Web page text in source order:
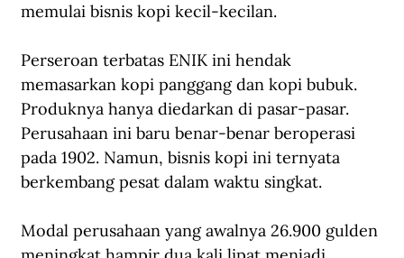
memulai bisnis kopi kecil-kecilan.
Perseroan terbatas ENIK ini hendak
memasarkan kopi panggang dan kopi bubuk.
Produknya hanya diedarkan di pasar-pasar.
Perusahaan ini baru benar-benar beroperasi
pada 1902. Namun, bisnis kopi ini ternyata
berkembang pesat dalam waktu singkat.
Modal perusahaan yang awalnya 26.900 gulden